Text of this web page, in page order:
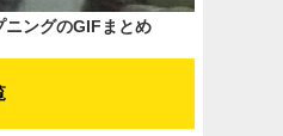
ニングのGIFまとめ